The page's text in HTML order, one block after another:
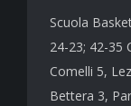
Scuola
24-23; 42-35
Comelli 5,
Bettera 3,